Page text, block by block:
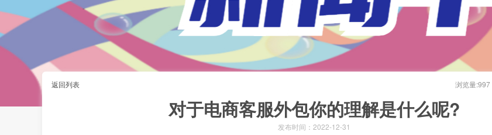
返回列表 浏览量:997
对于电商客服外包你的理解是什么呢?
发布时间：2022-12-31